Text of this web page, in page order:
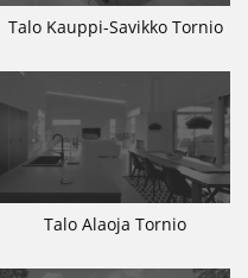
Talo Kauppi-Savikko Tornio
Talo Alaoja Tornio